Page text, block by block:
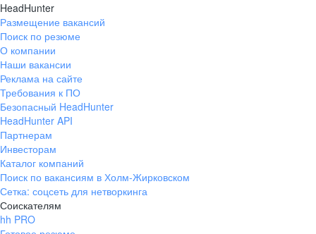
HeadHunter
Размещение вакансий
Поиск по резюме
О компании
Наши вакансии
Реклама на сайте
Требования к ПО
Безопасный HeadHunter
HeadHunter API
Партнерам
Инвесторам
Каталог компаний
Поиск по вакансиям в Холм-Жирковском
Сетка: соцсеть для нетворкинга
Соискателям
hh PRO